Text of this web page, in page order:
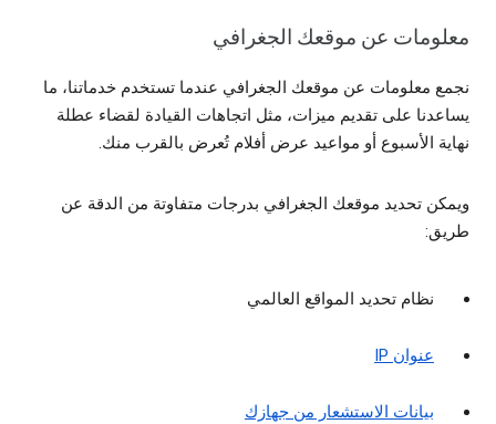
معلومات عن موقعك الجغرافي
نجمع معلومات عن موقعك الجغرافي عندما تستخدم خدماتنا، ما
يساعدنا على تقديم ميزات، مثل اتجاهات القيادة لقضاء عطلة
نهاية الأسبوع أو مواعيد عرض أفلام تُعرض بالقرب منك.
ويمكن تحديد موقعك الجغرافي بدرجات متفاوتة من الدقة عن
طريق:
نظام تحديد المواقع العالمي
عنوان IP
بيانات الاستشعار من جهازك